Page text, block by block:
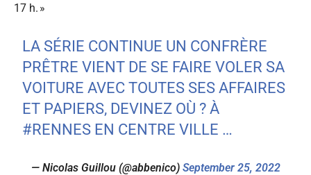
17 h. »
LA SÉRIE CONTINUE UN CONFRÈRE
PRÊTRE VIENT DE SE FAIRE VOLER SA
VOITURE AVEC TOUTES SES AFFAIRES
ET PAPIERS, DEVINEZ OÙ ? À
#RENNES EN CENTRE VILLE …
— Nicolas Guillou (@abbenico) September 25, 2022